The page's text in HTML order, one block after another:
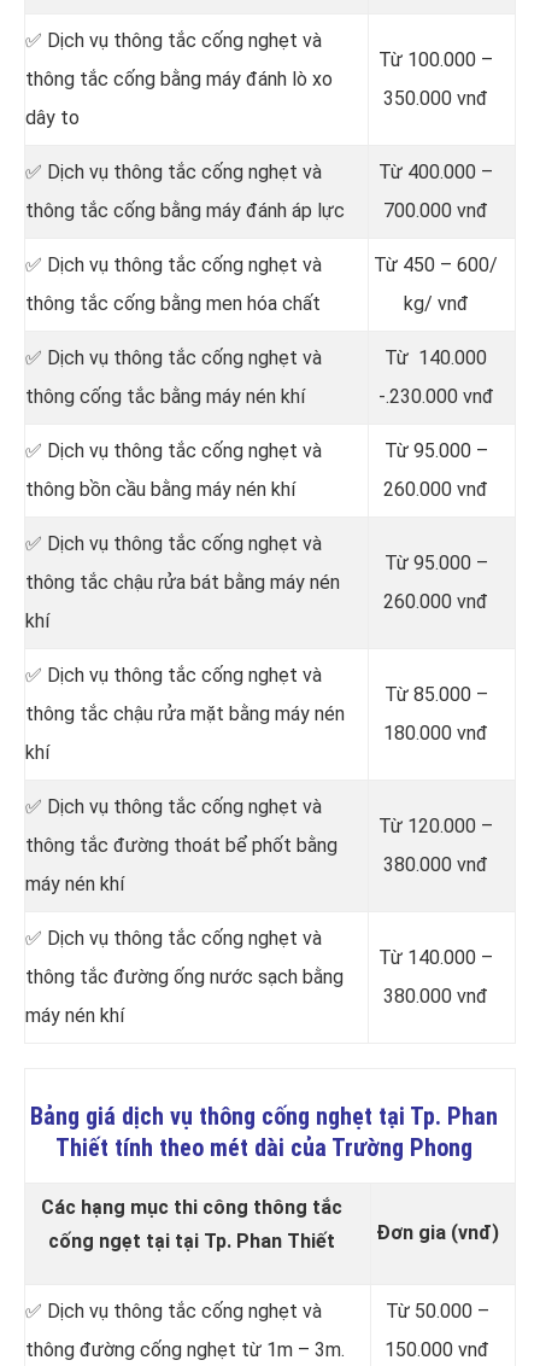
✅ Dịch vụ thông tắc cống nghẹt và
thông tắc cống bằng máy đánh lò xo
dây to
Từ 100.000 –
350.000 vnđ
✅ Dịch vụ thông tắc cống nghẹt và
thông tắc cống bằng máy đánh áp lực
Từ 400.000 –
700.000 vnđ
✅ Dịch vụ thông tắc cống nghẹt và
thông tắc cống bằng men hóa chất
Từ 450 – 600/
kg/ vnđ
✅ Dịch vụ thông tắc cống nghẹt và
thông cống tắc bằng máy nén khí
Từ 140.000
-.230.000 vnđ
✅ Dịch vụ thông tắc cống nghẹt và
thông bồn cầu bằng máy nén khí
Từ 95.000 –
260.000 vnđ
✅ Dịch vụ thông tắc cống nghẹt và
thông tắc chậu rửa bát bằng máy nén
khí
Từ 95.000 –
260.000 vnđ
✅ Dịch vụ thông tắc cống nghẹt và
thông tắc chậu rửa mặt bằng máy nén
khí
Từ 85.000 –
180.000 vnđ
✅ Dịch vụ thông tắc cống nghẹt và
thông tắc đường thoát bể phốt bằng
máy nén khí
Từ 120.000 –
380.000 vnđ
✅ Dịch vụ thông tắc cống nghẹt và
thông tắc đường ống nước sạch bằng
máy nén khí
Từ 140.000 –
380.000 vnđ
Bảng giá dịch vụ thông cống nghẹt tại Tp. Phan
Thiết tính theo mét dài của Trường Phong
Các hạng mục thi công thông tắc
cống ngẹt tại tại Tp. Phan Thiết
Đơn gia (vnđ)
✅ Dịch vụ thông tắc cống nghẹt và
thông đường cống nghẹt từ 1m – 3m.
Từ 50.000 –
150.000 vnđ